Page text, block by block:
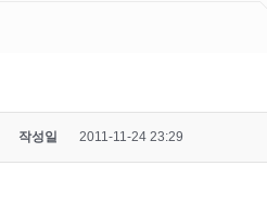
작성일 2011-11-24 23:29